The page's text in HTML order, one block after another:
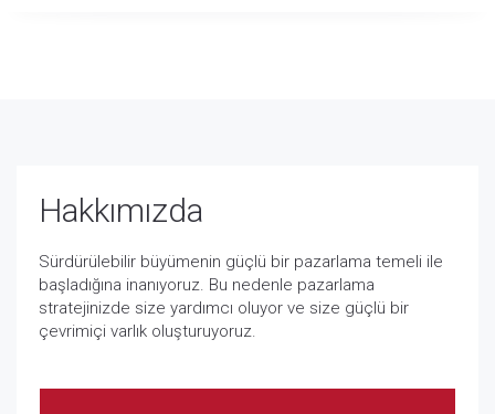
Hakkımızda
Sürdürülebilir büyümenin güçlü bir pazarlama temeli ile
başladığına inanıyoruz. Bu nedenle pazarlama
stratejinizde size yardımcı oluyor ve size güçlü bir
çevrimiçi varlık oluşturuyoruz.